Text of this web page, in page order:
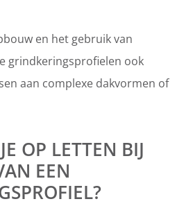
en het gebruik van
grindkeringsprofielen ook
aan complexe dakvormen of
OP LETTEN BIJ
EEN